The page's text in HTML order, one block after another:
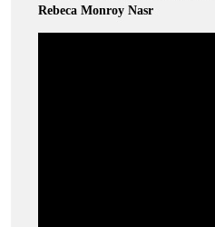
Rebeca Monroy Nasr